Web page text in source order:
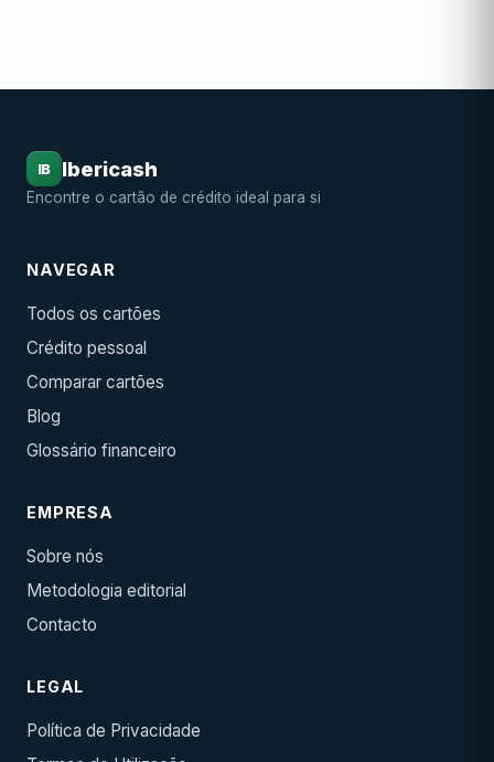
IB Ibericash
Encontre o cartão de crédito ideal para si
NAVEGAR
Todos os cartões
Crédito pessoal
Comparar cartões
Blog
Glossário financeiro
EMPRESA
Sobre nós
Metodologia editorial
Contacto
LEGAL
Política de Privacidade